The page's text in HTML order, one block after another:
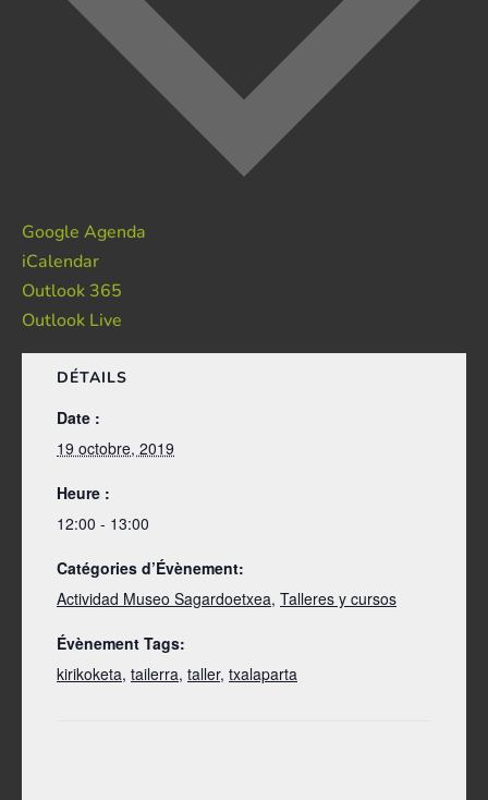
Google Agenda
iCalendar
Outlook 365
Outlook Live
DÉTAILS
Date :
19 octobre, 2019
Heure :
12:00 - 13:00
Catégories d’Évènement:
Actividad Museo Sagardoetxea, Talleres y cursos
Évènement Tags:
kirikoketa, tailerra, taller, txalaparta